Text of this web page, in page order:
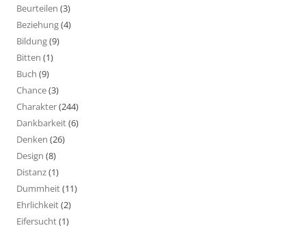
Beurteilen (3)
Beziehung(4)
Bildung(9)
Bitten (1)
Buch (9)
Chance(3)
Charakter(244)
Dankbarkeit(6)
Denken (26)
Design (8)
Distanz(1)
Dummheit(11)
Ehrlichkeit(2)
Eifersucht(1)